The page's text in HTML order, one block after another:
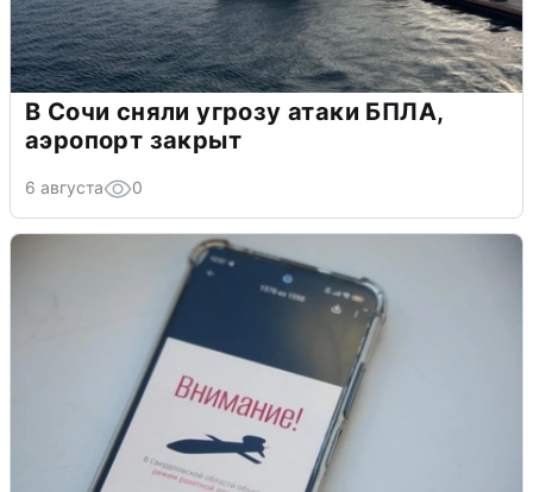
В Сочи сняли угрозу атаки БПЛА,
аэропорт закрыт
6 августа 0